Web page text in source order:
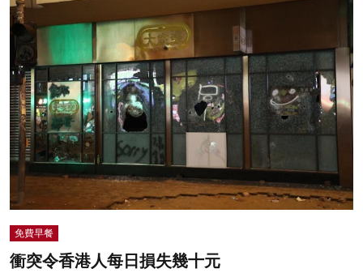
免費早餐
衝突令香港人每日損失幾十元